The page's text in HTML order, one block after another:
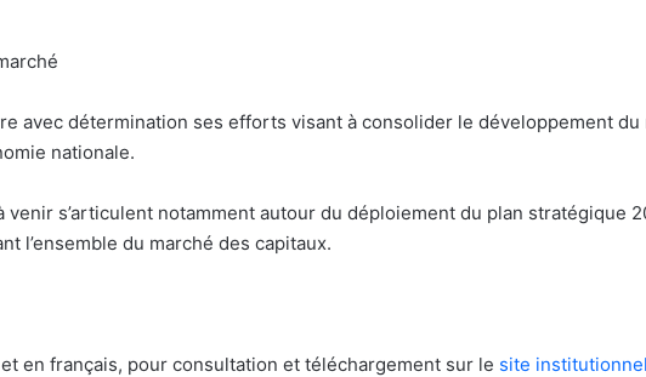
avec détermination ses efforts visant à consolider le développement du
nationale.
s’articulent notamment autour du déploiement du plan stratégique
l’ensemble du marché des capitaux.
en français, pour consultation et téléchargement sur le site institutionnel